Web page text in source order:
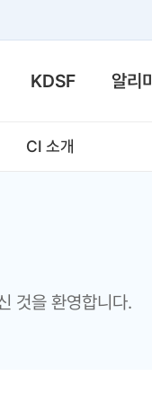
KDSF 알리미
CI 소개
것을 환영합니다.